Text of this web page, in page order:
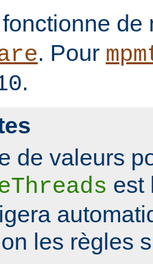
fonctionne de
. Pour
.
de valeurs
est
les règles